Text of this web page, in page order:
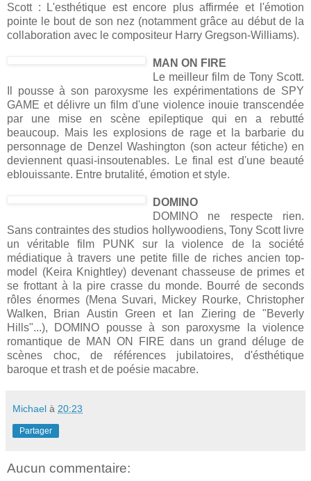
Scott : L'esthétique est encore plus affirmée et l'émotion
pointe le bout de son nez (notamment grâce au début de la
collaboration avec le compositeur Harry Gregson-Williams).
MAN ON FIRE
Le meilleur film de Tony Scott.
Il pousse à son paroxysme les expérimentations de SPY
GAME et délivre un film d'une violence inouie transcendée
par une mise en scène epileptique qui en a rebutté
beaucoup. Mais les explosions de rage et la barbarie du
personnage de Denzel Washington (son acteur fétiche) en
deviennent quasi-insoutenables. Le final est d'une beauté
eblouissante. Entre brutalité, émotion et style.
DOMINO
DOMINO ne respecte rien.
Sans contraintes des studios hollywoodiens, Tony Scott livre
un véritable film PUNK sur la violence de la société
médiatique à travers une petite fille de riches ancien top-
model (Keira Knightley) devenant chasseuse de primes et
se frottant à la pire crasse du monde. Bourré de seconds
rôles énormes (Mena Suvari, Mickey Rourke, Christopher
Walken, Brian Austin Green et Ian Ziering de "Beverly
Hills"...), DOMINO pousse à son paroxysme la violence
romantique de MAN ON FIRE dans un grand déluge de
scènes choc, de références jubilatoires, d'ésthétique
baroque et trash et de poésie macabre.
Michael à 20:23
Partager
Aucun commentaire: